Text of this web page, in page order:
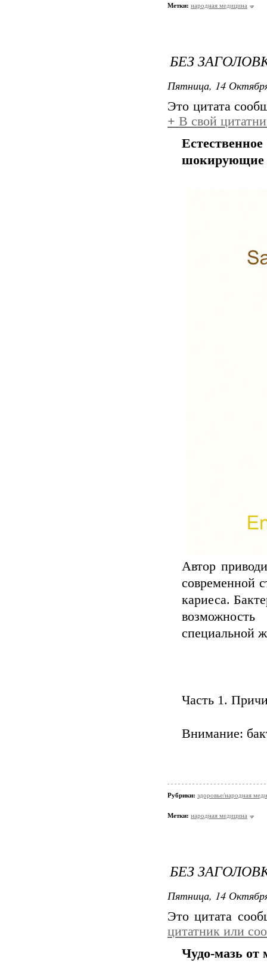
Метки: народная медицина
БЕЗ
Пятница, 14
Это цитата
+ В свой
шокирующие
Автор
современной
кариеса.
специальной
Часть 1.
Внимание:
Рубрики: здоровье/народная
Метки: народная медицина
БЕЗ
Пятница, 14
Это цитата
цитатник или
Чудо-мазь от